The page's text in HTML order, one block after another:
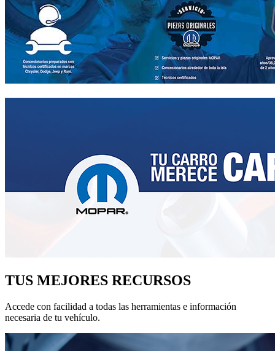
TUS MEJORES RECURSOS
Accede con facilidad a todas las herramientas e información
necesaria de tu vehículo.